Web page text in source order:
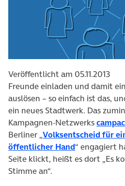
Veröffentlicht am 05.11.2013
Freunde einladen und damit
auslösen – so einfach ist das,
ein neues Stadtwerk. Das
Kampagnen-Netzwerks
Berliner „Volksentscheid für
öffentlicher Hand“ engagiert
Seite klickt, heißt es dort „Es
Stimme an“.